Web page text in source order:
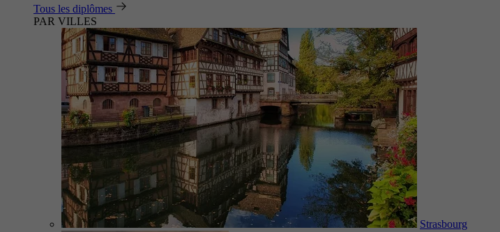
Tous les diplômes
PAR VILLES
Strasbourg